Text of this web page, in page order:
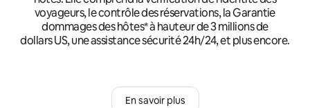
voyageurs, le contrôle des réservations, la Garantie
dommages des hôtes* à hauteur de 3 millions de
dollars US, une assistance sécurité 24h/24, et plus encore.
En savoir plus